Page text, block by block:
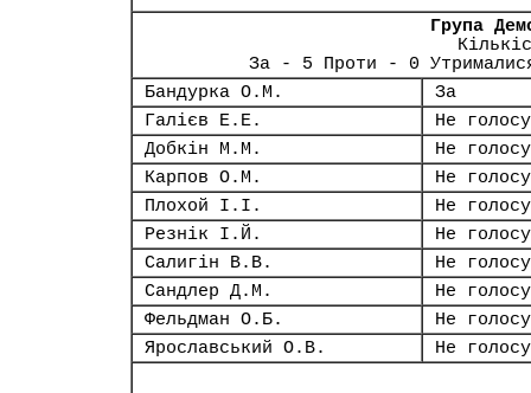
Група
За - 5 Проти - 0
Бандурка О.М.
За
Галієв Е.Е.
Не
Добкін М.М.
Не
Карпов О.М.
Не
Плохой І.І.
Не
Резнік І.Й.
Не
Салигін В.В.
Не
Сандлер Д.М.
Не
Фельдман О.Б.
Не
Ярославський О.В.
Не